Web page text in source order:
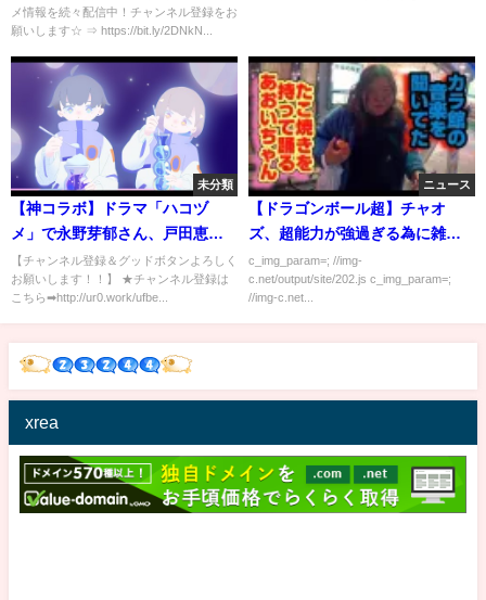
し合いバトル開幕式
メ情報を続々配信中！チャンネル登録をお
願いします☆ ⇒ https://bit.ly/2DNkN...
未分類
【神コラボ】ドラマ「ハコヅ
メ」で永野芽郁さん、戸田恵梨
香さんと共演でまさかのナン
パ！？
【チャンネル登録＆グッドボタンよろしく
お願いします！！】 ★チャンネル登録は
こちら➡︎http://ur0.work/ufbe...
ニュース
【ドラゴンボール超】チャオ
ズ、超能力が強過ぎる為に雑魚
扱いｗｗｗｗｗ
c_img_param=; //img-
c.net/output/site/202.js c_img_param=;
//img-c.net...
xrea